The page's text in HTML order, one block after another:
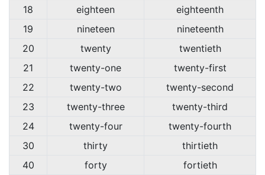
18
eighteen
eighteenth
19
nineteen
nineteenth
20
twenty
twentieth
21
twenty-one
twenty-first
22
twenty-two
twenty-second
23
twenty-three
twenty-third
24
twenty-four
twenty-fourth
30
thirty
thirtieth
40
forty
fortieth